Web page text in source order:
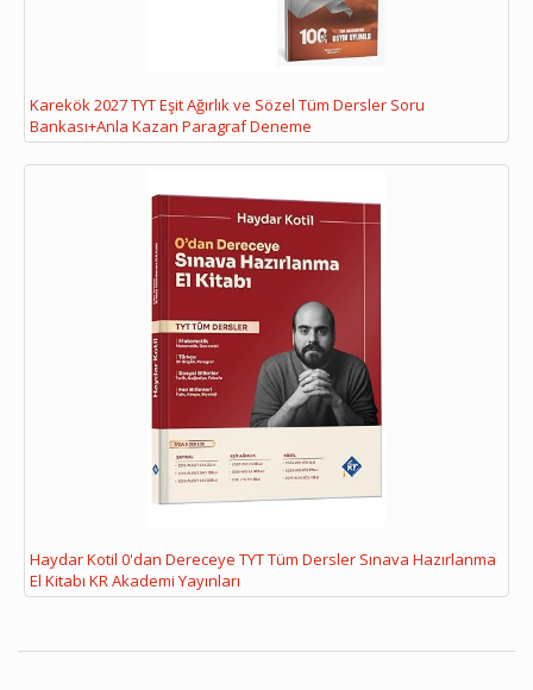
Karekök 2027 TYT Eşit Ağırlık ve Sözel Tüm Dersler Soru
Bankası+Anla Kazan Paragraf Deneme
Haydar Kotil 0'dan Dereceye TYT Tüm Dersler Sınava Hazırlanma
El Kitabı KR Akademi Yayınları